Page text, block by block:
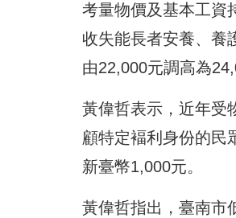
考量物價及基本工資
收失能長者安養、養
由22,000元調高為
黃偉哲表示，近年受
顧特定褔利身份的民
新臺幣1,000元。
黃偉哲指出，臺南市